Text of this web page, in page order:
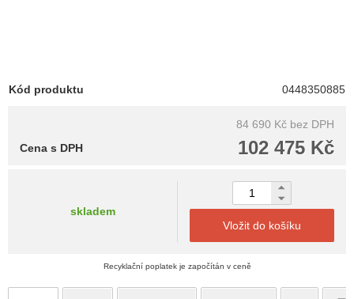
Kód produktu 0448350885
84 690 Kč bez DPH
102 475 Kč
Cena s DPH
skladem
Vložit do košíku
Recyklační poplatek je započítán v ceně